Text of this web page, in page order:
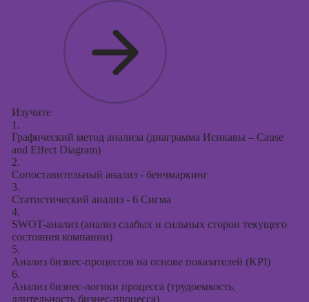
Изучите
1.
Графический метод анализа (диаграмма Исикавы – Cause
and Effect Diagram)
2.
Сопоставительный анализ - бенчмаркинг
3.
Статистический анализ - 6 Сигма
4.
SWOT-анализ (анализ слабых и сильных сторон текущего
состояния компании)
5.
Анализ бизнес-процессов на основе показателей (KPI)
6.
Анализ бизнес-логики процесса (трудоемкость,
длительность бизнес-процесса)